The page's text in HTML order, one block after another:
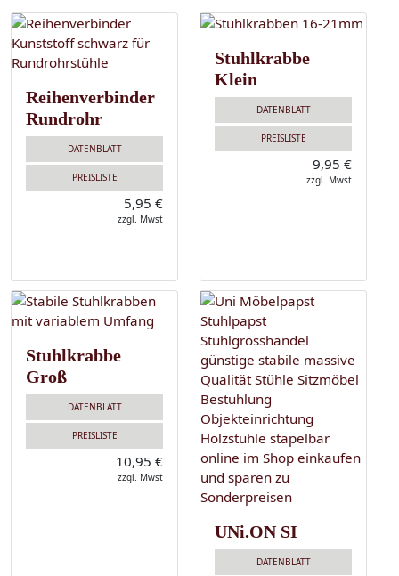
Reihenverbinder
Rundrohr
DATENBLATT
PREISLISTE
5,95 €
zzgl. Mwst
Stuhlkrabbe
Klein
DATENBLATT
PREISLISTE
9,95 €
zzgl. Mwst
Stuhlkrabbe
Groß
DATENBLATT
PREISLISTE
10,95 €
zzgl. Mwst
UNi.ON SI
DATENBLATT